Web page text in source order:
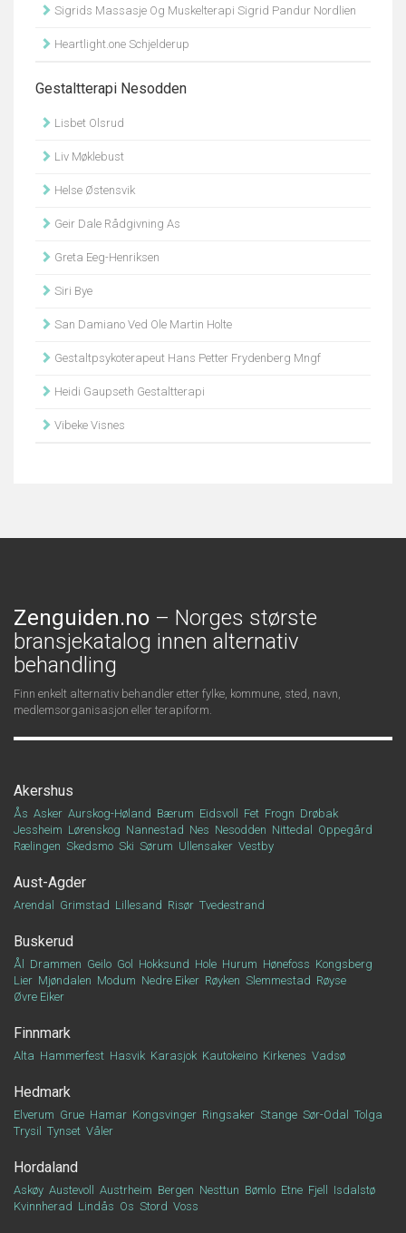
Sigrids Massasje Og Muskelterapi Sigrid Pandur Nordlien
Heartlight.one Schjelderup
Gestaltterapi Nesodden
Lisbet Olsrud
Liv Møklebust
Helse Østensvik
Geir Dale Rådgivning As
Greta Eeg-Henriksen
Siri Bye
San Damiano Ved Ole Martin Holte
Gestaltpsykoterapeut Hans Petter Frydenberg Mngf
Heidi Gaupseth Gestaltterapi
Vibeke Visnes
Zenguiden.no – Norges største
bransjekatalog innen alternativ
behandling
Finn enkelt alternativ behandler etter fylke, kommune, sted, navn,
medlemsorganisasjon eller terapiform.
Akershus
Ås Asker Aurskog-Høland Bærum Eidsvoll Fet Frogn Drøbak
Jessheim Lørenskog Nannestad Nes Nesodden Nittedal
Oppegård
Rælingen Skedsmo Ski Sørum Ullensaker Vestby
Aust-Agder
Arendal Grimstad Lillesand Risør Tvedestrand
Buskerud
Ål Drammen Geilo Gol Hokksund Hole Hurum Hønefoss Kongsberg
Lier Mjøndalen Modum Nedre Eiker Røyken Slemmestad Røyse
Øvre Eiker
Finnmark
Alta Hammerfest Hasvik Karasjok Kautokeino Kirkenes Vadsø
Hedmark
Elverum Grue Hamar Kongsvinger Ringsaker Stange Sør-Odal
Tolga
Trysil
Tynset Våler
Hordaland
Askøy Austevoll Austrheim Bergen Nesttun Bømlo Etne Fjell
Isdalstø
Kvinnherad Lindås Os Stord Voss